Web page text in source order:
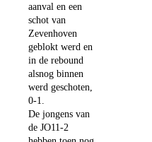
aanval en een
schot van
Zevenhoven
geblokt werd en
in de rebound
alsnog binnen
werd geschoten,
0-1.
De jongens van
de JO11-2